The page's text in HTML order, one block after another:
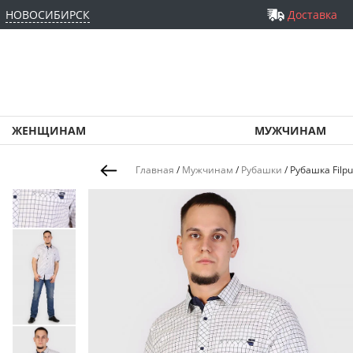
НОВОСИБИРСК Доставка
ЖЕНЩИНАМ МУЖЧИНАМ
Главная / Мужчинам / Рубашки / Рубашка